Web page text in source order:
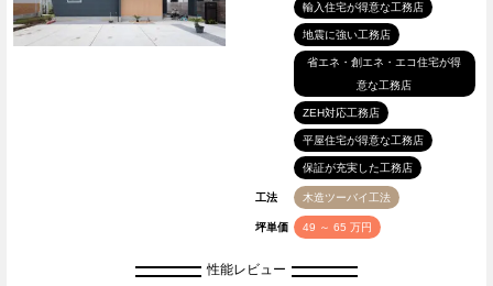
輸入住宅が得意な工務店
地震に強い工務店
省エネ・創エネ・エコ住宅が得
意な工務店
ZEH対応工務店
平屋住宅が得意な工務店
保証が充実した工務店
工法 木造ツーバイ工法
坪単価 49 ～ 65 万円
性能レビュー